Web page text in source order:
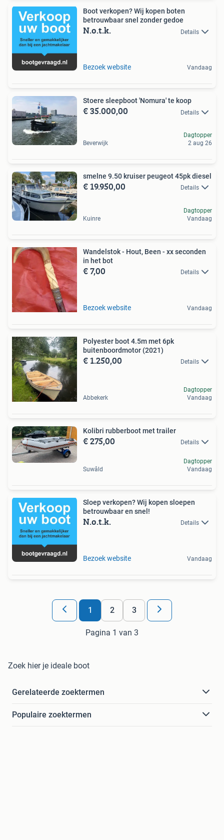
Boot verkopen? Wij kopen boten
betrouwbaar snel zonder gedoe
N.o.t.k. Details
Bezoek website Vandaag
Stoere sleepboot 'Nomura' te koop
€ 35.000,00 Details
Beverwijk
Dagtopper
2 aug 26
smelne 9.50 kruiser peugeot 45pk diesel
€ 19.950,00 Details
Kuinre
Dagtopper
Vandaag
Wandelstok - Hout, Been - xx seconden
in het bot
€ 7,00 Details
Bezoek website Vandaag
Polyester boot 4.5m met 6pk
buitenboordmotor (2021)
€ 1.250,00 Details
Abbekerk
Dagtopper
Vandaag
Kolibri rubberboot met trailer
€ 275,00 Details
Suwâld
Dagtopper
Vandaag
Sloep verkopen? Wij kopen sloepen
betrouwbaar en snel!
N.o.t.k. Details
Bezoek website Vandaag
1 2 3
Pagina 1 van 3
Zoek hier je ideale boot
Gerelateerde zoektermen
Populaire zoektermen